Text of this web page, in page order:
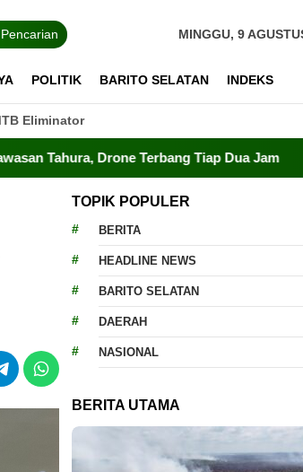
Pencarian MINGGU, 9
POLITIK BARITO SELATAN INDEKS
Eliminator
Terbang Tiap Dua Jam Dalkarhutla
TOPIK POPULER
BERITA
HEADLINE NEWS
BARITO SELATAN
DAERAH
NASIONAL
BERITA UTAMA